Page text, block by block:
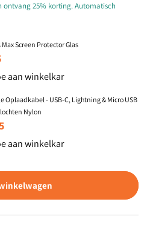
ontvang 25% korting. Automatisch
Screen Protector Glas
aan winkelkar
Oplaadkabel - USB-C, Lightning & Micro USB
Nylon
aan winkelkar